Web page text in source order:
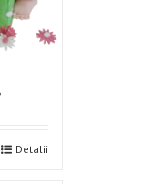
Detalii